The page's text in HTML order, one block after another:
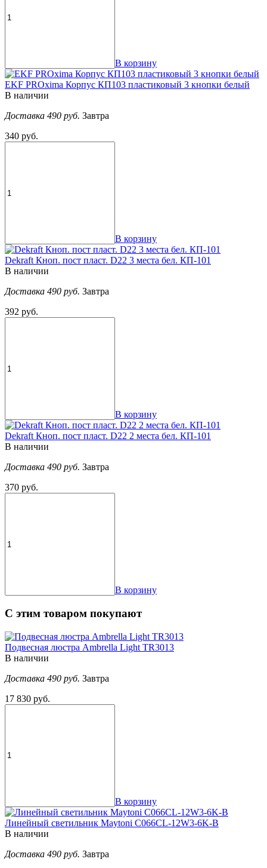
В корзину
EKF PROxima Корпус КП103 пластиковый 3 кнопки белый
В наличии
Доставка 490 руб. Завтра
340 руб.
В корзину
Dekraft Кноп. пост пласт. D22 3 места бел. КП-101
В наличии
Доставка 490 руб. Завтра
392 руб.
В корзину
Dekraft Кноп. пост пласт. D22 2 места бел. КП-101
В наличии
Доставка 490 руб. Завтра
370 руб.
В корзину
С этим товаром покупают
Подвесная люстра Ambrella Light TR3013
В наличии
Доставка 490 руб. Завтра
17 830 руб.
В корзину
Линейный светильник Maytoni C066CL-12W3-6K-B
В наличии
Доставка 490 руб. Завтра